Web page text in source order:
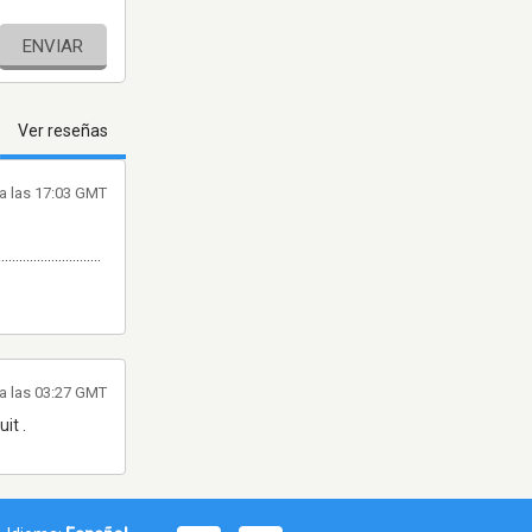
ENVIAR
Ver reseñas
las 17:03 GMT
.
las 03:27 GMT